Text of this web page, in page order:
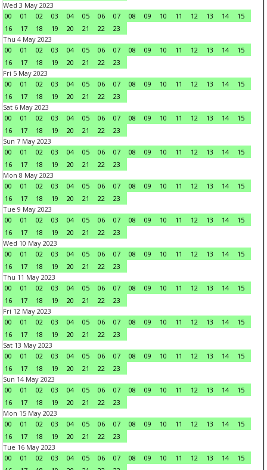
Wed 3 May 2023
00
01 02 03 04 05 06 07 08 09 10 11 12 13 14
15
16
17 18 19 20 21 22
23
Thu 4 May 2023
00
01 02 03 04 05 06 07 08 09 10 11 12 13 14
15
16
17 18 19 20 21 22
23
Fri 5 May 2023
00
01 02 03 04 05 06 07 08 09 10 11 12 13 14
15
16
17 18 19 20 21 22
23
Sat 6 May 2023
00
01 02 03 04 05 06 07 08 09 10 11 12 13 14
15
16
17 18 19 20 21 22
23
Sun 7 May 2023
00
01 02 03 04 05 06 07 08 09 10 11 12 13 14
15
16
17 18 19 20 21 22
23
Mon 8 May 2023
00
01 02 03 04 05 06 07 08 09 10 11 12 13 14
15
16
17 18 19 20 21 22
23
Tue 9 May 2023
00
01 02 03 04 05 06 07 08 09 10 11 12 13 14
15
16
17 18 19 20 21 22
23
Wed 10 May 2023
00
01 02 03 04 05 06 07 08 09 10 11 12 13 14
15
16
17 18 19 20 21 22
23
Thu 11 May 2023
00
01 02 03 04 05 06 07 08 09 10 11 12 13 14
15
16
17 18 19 20 21 22
23
Fri 12 May 2023
00
01 02 03 04 05 06 07 08 09 10 11 12 13 14
15
16
17 18 19 20 21 22
23
Sat 13 May 2023
00
01 02 03 04 05 06 07 08 09 10 11 12 13 14
15
16
17 18 19 20 21 22
23
Sun 14 May 2023
00
01 02 03 04 05 06 07 08 09 10 11 12 13 14
15
16
17 18 19 20 21 22
23
Mon 15 May 2023
00
01 02 03 04 05 06 07 08 09 10 11 12 13 14
15
16
17 18 19 20 21 22
23
Tue 16 May 2023
00
01 02 03 04 05 06 07 08 09 10 11 12 13 14
15